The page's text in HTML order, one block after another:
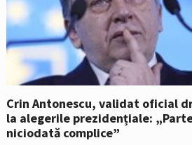
Crin Antonescu, validat oficial
la alegerile prezidențiale:
niciodată complice”